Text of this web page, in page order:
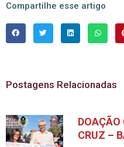
Compartilhe esse artigo
Postagens Relacionadas
DOAÇÃO
CRUZ –